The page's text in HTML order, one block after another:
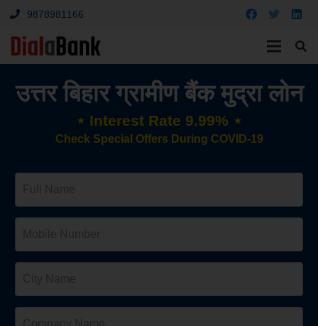
9878981166
उत्तर बिहार ग्रामीण बैंक मुद्रा लोन
⋆ Interest Rate 9.99% ⋆
Check Special Offers During COVID-19